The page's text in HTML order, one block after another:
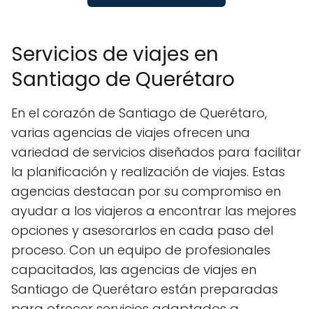
Servicios de viajes en
Santiago de Querétaro
En el corazón de Santiago de Querétaro,
varias agencias de viajes ofrecen una
variedad de servicios diseñados para facilitar
la planificación y realización de viajes. Estas
agencias destacan por su compromiso en
ayudar a los viajeros a encontrar las mejores
opciones y asesorarlos en cada paso del
proceso. Con un equipo de profesionales
capacitados, las agencias de viajes en
Santiago de Querétaro están preparadas